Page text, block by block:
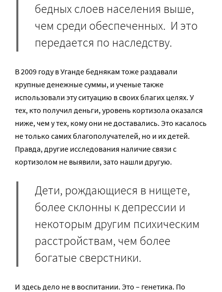
бедных слоев населения выше,
чем среди обеспеченных. И это
передается по наследству.
В 2009 году в Уганде беднякам тоже раздавали
крупные денежные суммы, и ученые также
использовали эту ситуацию в своих благих целях. У
тех, кто получил деньги, уровень кортизола оказался
ниже, чем у тех, кому они не доставались. Это касалось
не только самих благополучателей, но и их детей.
Правда, другие исследования наличие связи с
кортизолом не выявили, зато нашли другую.
Дети, рождающиеся в нищете,
более склонны к депрессии и
некоторым другим психическим
расстройствам, чем более
богатые сверстники.
И здесь дело не в воспитании. Это – генетика. По